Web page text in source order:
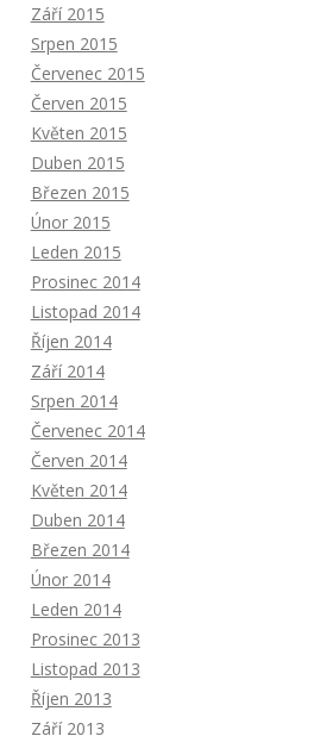
Září 2015
Srpen 2015
Červenec 2015
Červen 2015
Květen 2015
Duben 2015
Březen 2015
Únor 2015
Leden 2015
Prosinec 2014
Listopad 2014
Říjen 2014
Září 2014
Srpen 2014
Červenec 2014
Červen 2014
Květen 2014
Duben 2014
Březen 2014
Únor 2014
Leden 2014
Prosinec 2013
Listopad 2013
Říjen 2013
Září 2013